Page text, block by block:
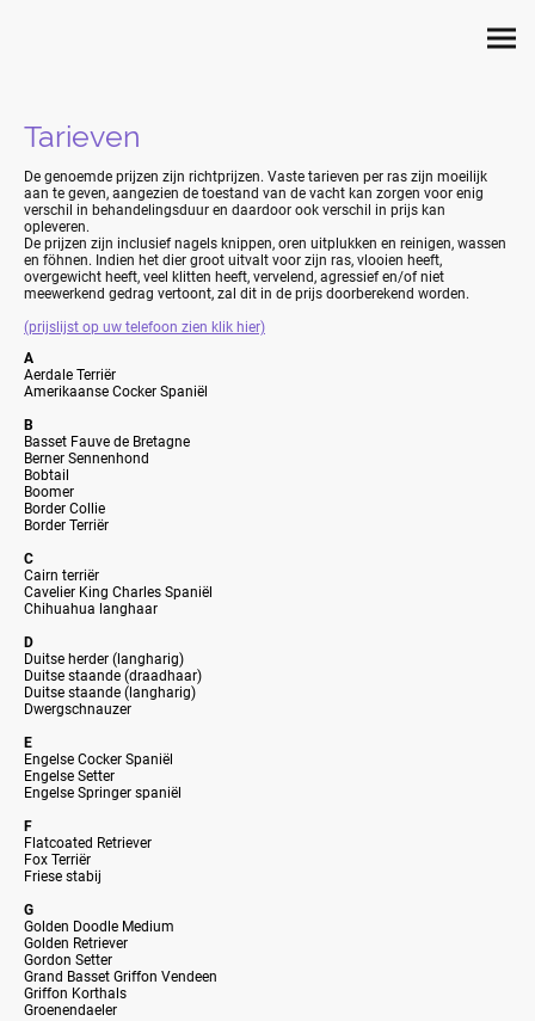
Tarieven
De genoemde prijzen zijn richtprijzen. Vaste tarieven per ras zijn moeilijk
aan te geven, aangezien de toestand van de vacht kan zorgen voor enig
verschil in behandelingsduur en daardoor ook verschil in prijs kan
opleveren.
De prijzen zijn inclusief nagels knippen, oren uitplukken en reinigen, wassen
en föhnen. Indien het dier groot uitvalt voor zijn ras, vlooien heeft,
overgewicht heeft, veel klitten heeft, vervelend, agressief en/of niet
meewerkend gedrag vertoont, zal dit in de prijs doorberekend worden.
(prijslijst op uw telefoon zien klik hier)
A
Aerdale Terriër
Amerikaanse Cocker Spaniël
B
Basset Fauve de Bretagne
Berner Sennenhond
Bobtail
Boomer
Border Collie
Border Terriër
C
Cairn terriër
Cavelier King Charles Spaniël
Chihuahua langhaar
D
Duitse herder (langharig)
Duitse staande (draadhaar)
Duitse staande (langharig)
Dwergschnauzer
E
Engelse Cocker Spaniël
Engelse Setter
Engelse Springer spaniël
F
Flatcoated Retriever
Fox Terriër
Friese stabij
G
Golden Doodle Medium
Golden Retriever
Gordon Setter
Grand Basset Griffon Vendeen
Griffon Korthals
Groenendaeler